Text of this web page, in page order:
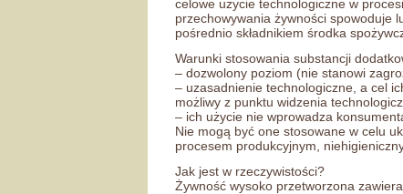
celowe użycie technologiczne w
przechowywania żywności spowoduje
pośrednio składnikiem środka
Warunki stosowania substancji
– dozwolony poziom (nie stanowi
– uzasadnienie technologiczne, a cel
możliwy z punktu widzenia
– ich użycie nie wprowadza
Nie mogą być one stosowane w celu
procesem produkcyjnym,
Jak jest w rzeczywistości?
Żywność wysoko przetworzona